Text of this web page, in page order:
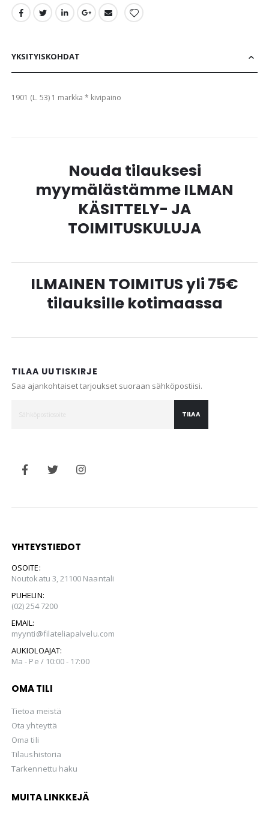
YKSITYISKOHDAT
1901 (L. 53) 1 markka * kivipaino
Nouda tilauksesi
myymälästämme ILMAN
KÄSITTELY- JA
TOIMITUSKULUJA
ILMAINEN TOIMITUS yli 75€
tilauksille kotimaassa
TILAA UUTISKIRJE
Saa ajankohtaiset tarjoukset suoraan sähköpostiisi.
TILAA
YHTEYSTIEDOT
OSOITE:
Noutokatu 3, 21100 Naantali
PUHELIN:
(02) 254 7200
EMAIL:
myynti@filateliapalvelu.com
AUKIOLOAJAT:
Ma - Pe / 10:00 - 17:00
OMA TILI
Tietoa meistä
Ota yhteyttä
Oma tili
Tilaushistoria
Tarkennettu haku
MUITA LINKKEJÄ